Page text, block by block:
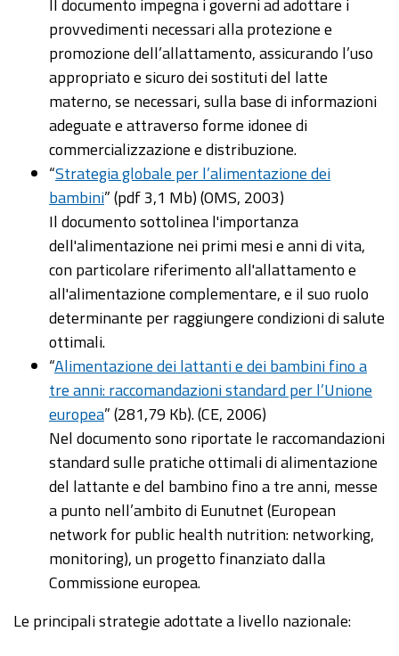
Il documento impegna i governi ad adottare i
provvedimenti necessari alla protezione e
promozione dell’allattamento, assicurando l’uso
appropriato e sicuro dei sostituti del latte
materno, se necessari, sulla base di informazioni
adeguate e attraverso forme idonee di
commercializzazione e distribuzione.
“Strategia globale per l’alimentazione dei
bambini” (pdf 3,1 Mb) (OMS, 2003)
Il documento sottolinea l'importanza
dell'alimentazione nei primi mesi e anni di vita,
con particolare riferimento all'allattamento e
all'alimentazione complementare, e il suo ruolo
determinante per raggiungere condizioni di salute
ottimali.
“Alimentazione dei lattanti e dei bambini fino a
tre anni: raccomandazioni standard per l’Unione
europea” (281,79 Kb). (CE, 2006)
Nel documento sono riportate le raccomandazioni
standard sulle pratiche ottimali di alimentazione
del lattante e del bambino fino a tre anni, messe
a punto nell’ambito di Eunutnet (European
network for public health nutrition: networking,
monitoring), un progetto finanziato dalla
Commissione europea.
Le principali strategie adottate a livello nazionale: